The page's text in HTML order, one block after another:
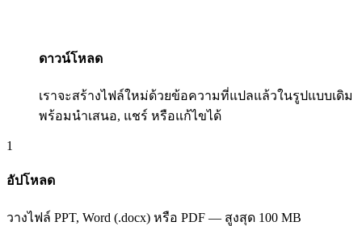
ดาวน์โหลด
เราจะสร้างไฟล์ใหม่ด้วยข้อความที่แปลแล้วในรูปแบบเดิม
พร้อมนำเสนอ, แชร์ หรือแก้ไขได้
1
อัปโหลด
วางไฟล์ PPT, Word (.docx) หรือ PDF — สูงสุด 100 MB